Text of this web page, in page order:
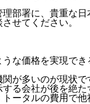
部署に、貴重な
せてください。
な価格を実現で
が多いのが現状
る会社が後を絶
ータルの費用で他